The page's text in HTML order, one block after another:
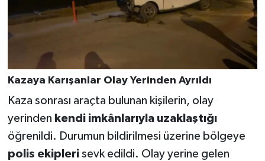
Kazaya Karışanlar Olay Yerinden Ayrıldı
Kaza sonrası araçta bulunan kişilerin, olay
yerinden kendi imkânlarıyla uzaklaştığı
öğrenildi. Durumun bildirilmesi üzerine bölgeye
polis ekiplerisevk edildi. Olay yerine gelen